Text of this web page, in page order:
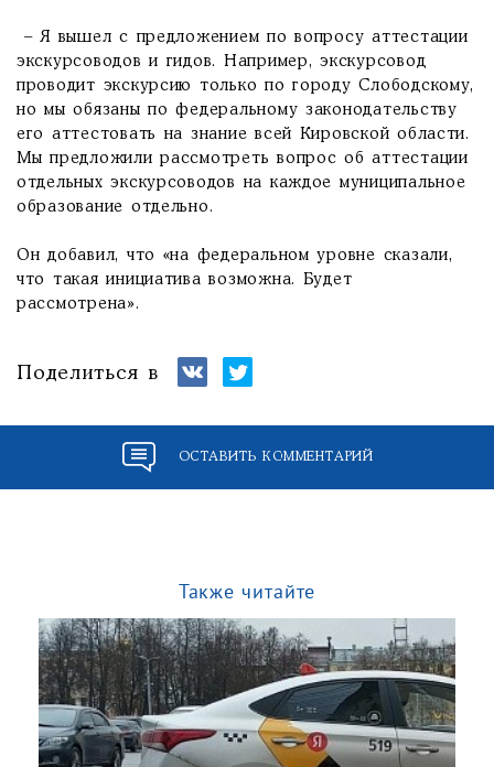
– Я вышел с предложением по вопросу аттестации
экскурсоводов и гидов. Например, экскурсовод
проводит экскурсию только по городу Слободскому,
но мы обязаны по федеральному законодательству
его аттестовать на знание всей Кировской области.
Мы предложили рассмотреть вопрос об аттестации
отдельных экскурсоводов на каждое муниципальное
образование отдельно.
Он добавил, что «на федеральном уровне сказали,
что такая инициатива возможна. Будет
рассмотрена».
Поделиться в
ОСТАВИТЬ КОММЕНТАРИЙ
Также читайте